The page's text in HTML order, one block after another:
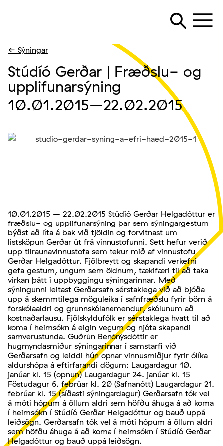
← Sýningar
Stúdíó Gerðar | Fræðslu- og
upplifunarsýning
10.01.2015–22.02.2015
10.01.2015 – 22.02.2015 Stúdíó Gerðar Helgadóttur er
fræðslu- og upplifunarsýning þar sem sýningargestum
býðst að líta á bak við tjöldin og forvitnast um
listsköpun Gerðar út frá vinnustofunni. Sett hefur verið
upp tilraunavinnustofa sem tekur mið af vinnustofu
Gerðar Helgadóttur. Fjölbreytt og skapandi verkefni
gefa gestum, ungum sem öldnum, tækifæri til að taka
virkan þátt í uppbyggingu sýningarinnar. Með
sýningunni leitast Gerðarsafn sérstaklega við að bjóða
upp á skemmtilega möguleika í safnfræðslu fyrir börn á
forskólaaldri og grunnskólanemendur, skólunum að
kostnaðarlausu. Fjölskyldufólk er sérstaklega hvatt til að
koma í heimsókn á eigin vegum og njóta skapandi
samverustunda. Guðrún Benónýsdóttir er
hugmyndasmiður sýningarinnar í samstarfi við
Gerðarsafn og leiddi hún opnar vinnusmiðjur fyrir ólíka
aldurshópa á eftirfarandi dögum: Laugardagur 10.
janúar kl. 15 (opnun) Laugardagur 24. janúar kl. 15
Föstudagur 6. febrúar kl. 20 (Safnanótt) Laugardagur 21.
febrúar kl. 15 (síðasti sýningardagur) Gerðarsafn tók vel
á móti hópum á öllum aldri sem höfðu áhuga á að koma
í heimsókn í Stúdíó Gerðar Helgadóttur og bauð uppá
leiðsögn. Gerðarsafn tók vel á móti hópum á öllum aldri
sem höfðu áhuga á að koma í heimsókn í Stúdíó Gerðar
Helgadóttur og bauð uppá leiðsögn.